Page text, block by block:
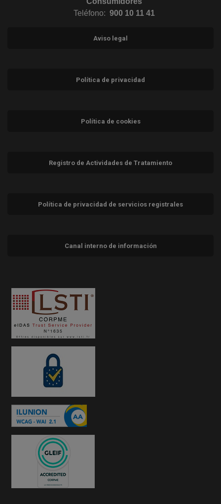
Teléfono: 900 10 11 41
Aviso legal
Política de privacidad
Política de cookies
Registro de Actividades de Tratamiento
Política de privacidad de servicios registrales
Canal interno de información